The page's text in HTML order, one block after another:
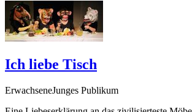
Ich liebe Tisch
ErwachseneJunges Publikum